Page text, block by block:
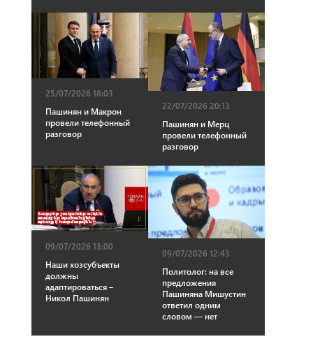
25/07/2026 18:03
Пашинян и Макрон
провели телефонный
разговор
22/07/2026 20:13
Пашинян и Мерц
провели телефонный
разговор
09/07/2026 13:00
Наши хозсубъекты
должны
адаптироваться –
Никол Пашинян
09/07/2026 12:43
Политолог: на все
предложения
Пашиняна Мишустин
ответил одним
словом — нет